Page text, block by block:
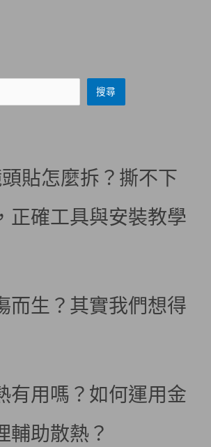
搜尋
貼怎麼拆？撕不下
正確工具與安裝教學
而生？其實我們想得
有用嗎？如何運用金
輔助散熱？